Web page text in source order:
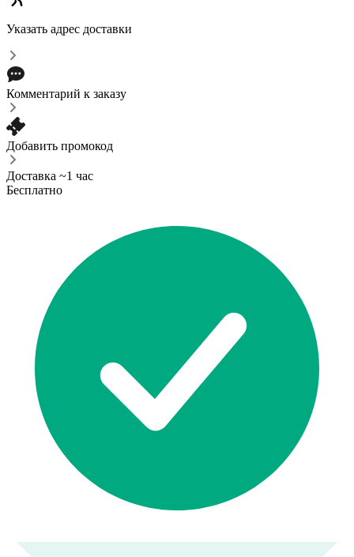
Указать адрес доставки
Комментарий к заказу
Добавить промокод
Доставка ~1 час
Бесплатно